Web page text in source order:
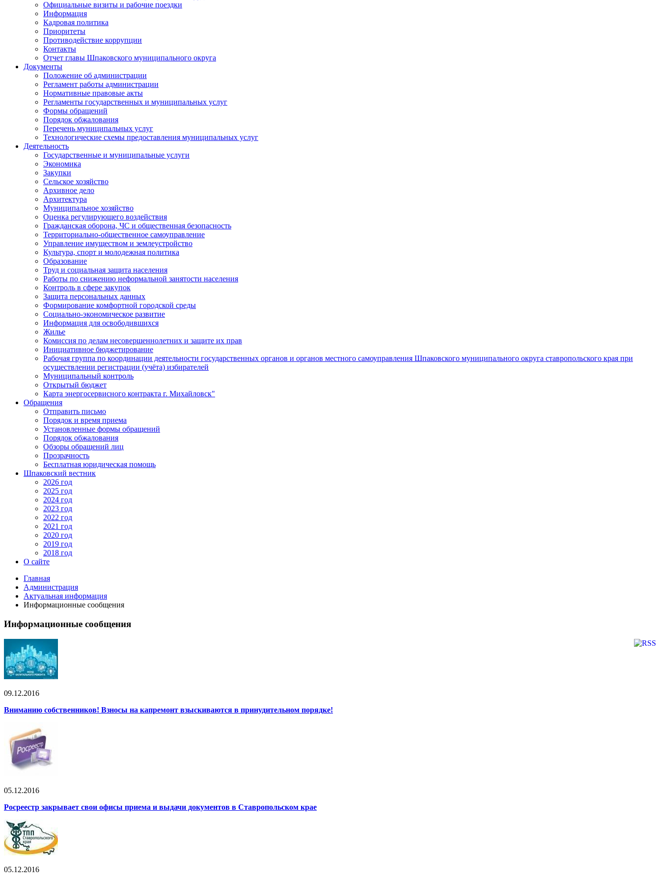
Официальные визиты и рабочие поездки
Информация
Кадровая политика
Приоритеты
Противодействие коррупции
Контакты
Отчет главы Шпаковского муниципального округа
Документы
Положение об администрации
Регламент работы администрации
Нормативные правовые акты
Регламенты государственных и муниципальных услуг
Формы обращений
Порядок обжалования
Перечень муниципальных услуг
Технологические схемы предоставления муниципальных услуг
Деятельность
Государственные и муниципальные услуги
Экономика
Закупки
Сельское хозяйство
Архивное дело
Архитектура
Муниципальное хозяйство
Оценка регулирующего воздействия
Гражданская оборона, ЧС и общественная безопасность
Территориально-общественное самоуправление
Управление имуществом и землеустройство
Культура, спорт и молодежная политика
Образование
Труд и социальная защита населения
Работы по снижению неформальной занятости населения
Контроль в сфере закупок
Защита персональных данных
Формирование комфортной городской среды
Социально-экономическое развитие
Информация для освободившихся
Жилье
Комиссия по делам несовершеннолетних и защите их прав
Инициативное бюджетирование
Рабочая группа по координации деятельности государственных органов и органов местного самоуправления Шпаковского муниципального округа ставропольского края при
осуществлении регистрации (учёта) избирателей
Муниципальный контроль
Открытый бюджет
Карта энергосервисного контракта г. Михайловск"
Обращения
Отправить письмо
Порядок и время приема
Установленные формы обращений
Порядок обжалования
Обзоры обращений лиц
Прозрачность
Бесплатная юридическая помощь
Шпаковский вестник
2026 год
2025 год
2024 год
2023 год
2022 год
2021 год
2020 год
2019 год
2018 год
О сайте
Главная
Администрация
Актуальная информация
Информационные сообщения
Информационные сообщения
09.12.2016
Вниманию собственников! Взносы на капремонт взыскиваются в принудительном порядке!
05.12.2016
Росреестр закрывает свои офисы приема и выдачи документов в Ставропольском крае
05.12.2016